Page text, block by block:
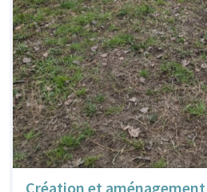
Création et aménagement